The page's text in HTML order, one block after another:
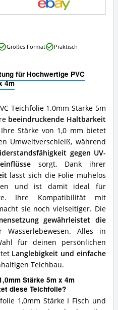
für Hochwertige PVC
4m
Teichfolie 1.0mm Stärke 5m
beeindruckende Haltbarkeit
Stärke von 1,0 mm bietet
Umweltverschleiß, während
gegen UV-
sorgt. Dank ihrer
lässt sich die Folie mühelos
und ist damit ideal für
Ihre Kompatibilität mit
sie noch vielseitiger. Die
gewährleistet die
Alles in
für deinen persönlichen
Langlebigkeit und einfache
Teichbau.
Stärke 5m x 4m
diese Teichfolie?
1,0mm Stärke I Fisch und
Großes Format
Praktisch